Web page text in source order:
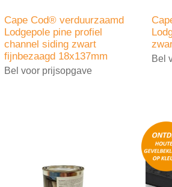
Cape Cod® verduurzaamd
Lodgepole pine profiel
channel siding zwart
fijnbezaagd 18x137mm
Bel voor prijsopgave
Bel